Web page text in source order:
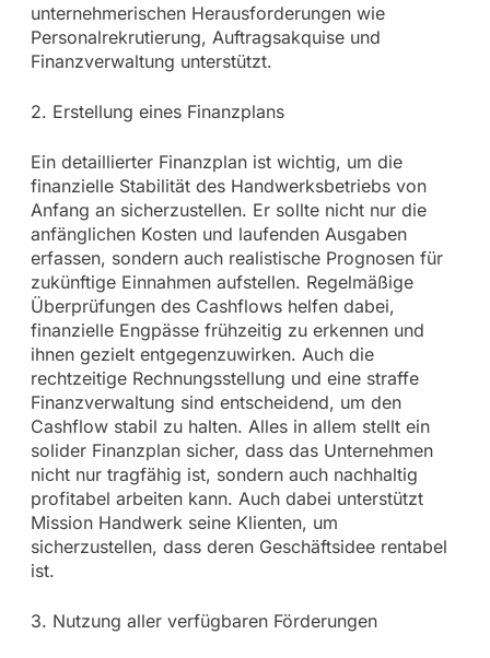
unternehmerischen Herausforderungen wie
Personalrekrutierung, Auftragsakquise und
Finanzverwaltung unterstützt.
2. Erstellung eines Finanzplans
Ein detaillierter Finanzplan ist wichtig, um die
finanzielle Stabilität des Handwerksbetriebs von
Anfang an sicherzustellen. Er sollte nicht nur die
anfänglichen Kosten und laufenden Ausgaben
erfassen, sondern auch realistische Prognosen für
zukünftige Einnahmen aufstellen. Regelmäßige
Überprüfungen des Cashflows helfen dabei,
finanzielle Engpässe frühzeitig zu erkennen und
ihnen gezielt entgegenzuwirken. Auch die
rechtzeitige Rechnungsstellung und eine straffe
Finanzverwaltung sind entscheidend, um den
Cashflow stabil zu halten. Alles in allem stellt ein
solider Finanzplan sicher, dass das Unternehmen
nicht nur tragfähig ist, sondern auch nachhaltig
profitabel arbeiten kann. Auch dabei unterstützt
Mission Handwerk seine Klienten, um
sicherzustellen, dass deren Geschäftsidee rentabel
ist.
3. Nutzung aller verfügbaren Förderungen